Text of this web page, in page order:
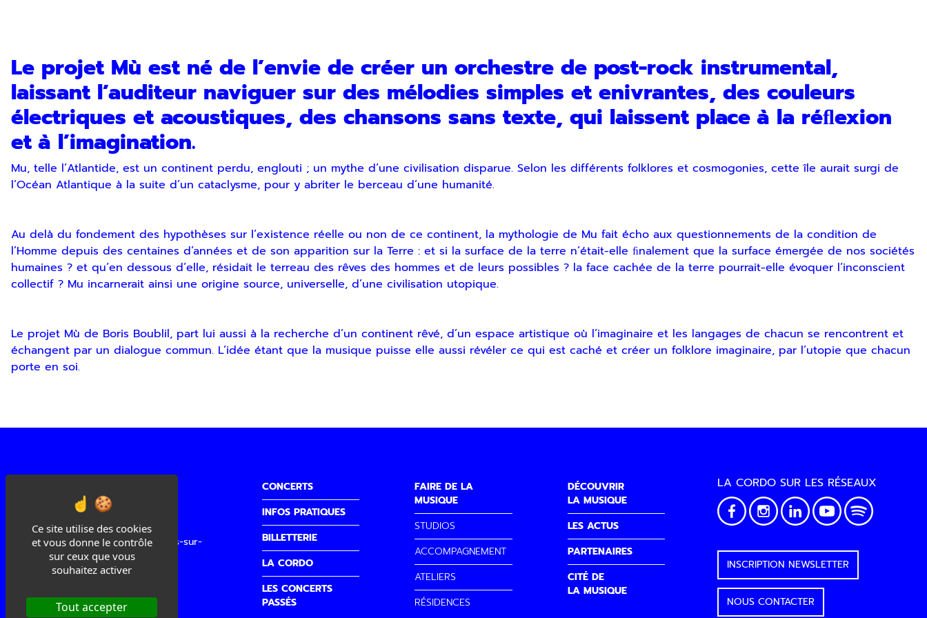
Ce site utilise des cookies
et vous donne le contrôle
sur ceux que vous
souhaitez activer
Tout accepter
Le projet Mù est né de l’envie de créer un orchestre de post-rock instrumental,
laissant l’auditeur naviguer sur des mélodies simples et enivrantes, des couleurs
électriques et acoustiques, des chansons sans texte, qui laissent place à la réﬂexion
et à l’imagination.
Mu, telle l’Atlantide, est un continent perdu, englouti ; un mythe d’une civilisation disparue. Selon les différents folklores et cosmogonies, cette île aurait surgi de
l’Océan Atlantique à la suite d’un cataclysme, pour y abriter le berceau d’une humanité.
Au delà du fondement des hypothèses sur l’existence réelle ou non de ce continent, la mythologie de Mu fait écho aux questionnements de la condition de
l’Homme depuis des centaines d’années et de son apparition sur la Terre : et si la surface de la terre n’était-elle ﬁnalement que la surface émergée de nos sociétés
humaines ? et qu’en dessous d’elle, résidait le terreau des rêves des hommes et de leurs possibles ? la face cachée de la terre pourrait-elle évoquer l’inconscient
collectif ? Mu incarnerait ainsi une origine source, universelle, d’une civilisation utopique.
Le projet Mù de Boris Boublil, part lui aussi à la recherche d’un continent rêvé, d’un espace artistique où l’imaginaire et les langages de chacun se rencontrent et
échangent par un dialogue commun. L’idée étant que la musique puisse elle aussi révéler ce qui est caché et créer un folklore imaginaire, par l’utopie que chacun
porte en soi.
Cité de la Musique
3 quai Sainte Claire, 26100 Romans-sur-
04 75 02 00 40
accueilbilletterie@lacordo.com
CONCERTS
INFOS PRATIQUES
BILLETTERIE
LA CORDO
LES CONCERTS
PASSÉS
FAIRE DE LA
MUSIQUE
STUDIOS
ACCOMPAGNEMENT
ATELIERS
RÉSIDENCES
DÉCOUVRIR
LA MUSIQUE
LES ACTUS
PARTENAIRES
CITÉ DE
LA MUSIQUE
LA CORDO SUR LES RÉSEAUX
INSCRIPTION NEWSLETTER
NOUS CONTACTER
En indiquant votre adresse email, vous consentez à recevoir notre lettre d’information par voie électronique. Vous pouvez vous désinscrire à tout moment via les liens de
désinscription ou en nous contactant. Pour en savoir plus, consultez notrePolitique de confidentialité.
SOUMETTRE